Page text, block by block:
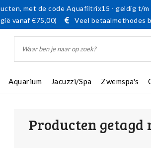
met de code Aquafiltrix15 - geldig t/m
vanaf €75,00)
Veel betaalmethodes
Aquarium Jacuzzi/Spa Zwemspa's
Producten getagd